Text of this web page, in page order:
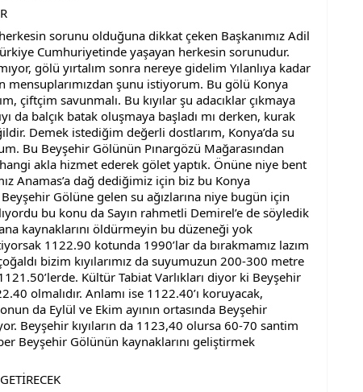
sorunu olduğuna dikkat çeken Başkanımız Adil
Cumhuriyetinde yaşayan herkesin sorunudur.
gölü yırtalım sonra nereye gidelim Yılanlıya kadar
mensuplarımızdan şunu istiyorum. Bu gölü Konya
çiftçim savunmalı. Bu kıyılar şu adacıklar çıkmaya
da balçık batak oluşmaya başladı mı derken, kurak
Demek istediğim değerli dostlarım, Konya’da su
Bu Beyşehir Gölünün Pınargözü Mağarasından
akla hizmet ederek gölet yaptık. Önüne niye bent
Anamas’a dağ dediğimiz için biz bu Konya
Gölüne gelen su ağızlarına niye bugün için
bu konu da Sayın rahmetli Demirel’e de söyledik
kaynaklarını öldürmeyin bu düzeneği yok
1122.90 kotunda 1990’lar da bırakmamız lazım
bizim kıyılarımız da suyumuzun 200-300 metre
Kültür Tabiat Varlıkları diyor ki Beyşehir
olmalıdır. Anlamı ise 1122.40’ı koruyacak,
da Eylül ve Ekim ayının ortasında Beyşehir
Beyşehir kıyıların da 1123,40 olursa 60-70 santim
Beyşehir Gölünün kaynaklarını geliştirmek